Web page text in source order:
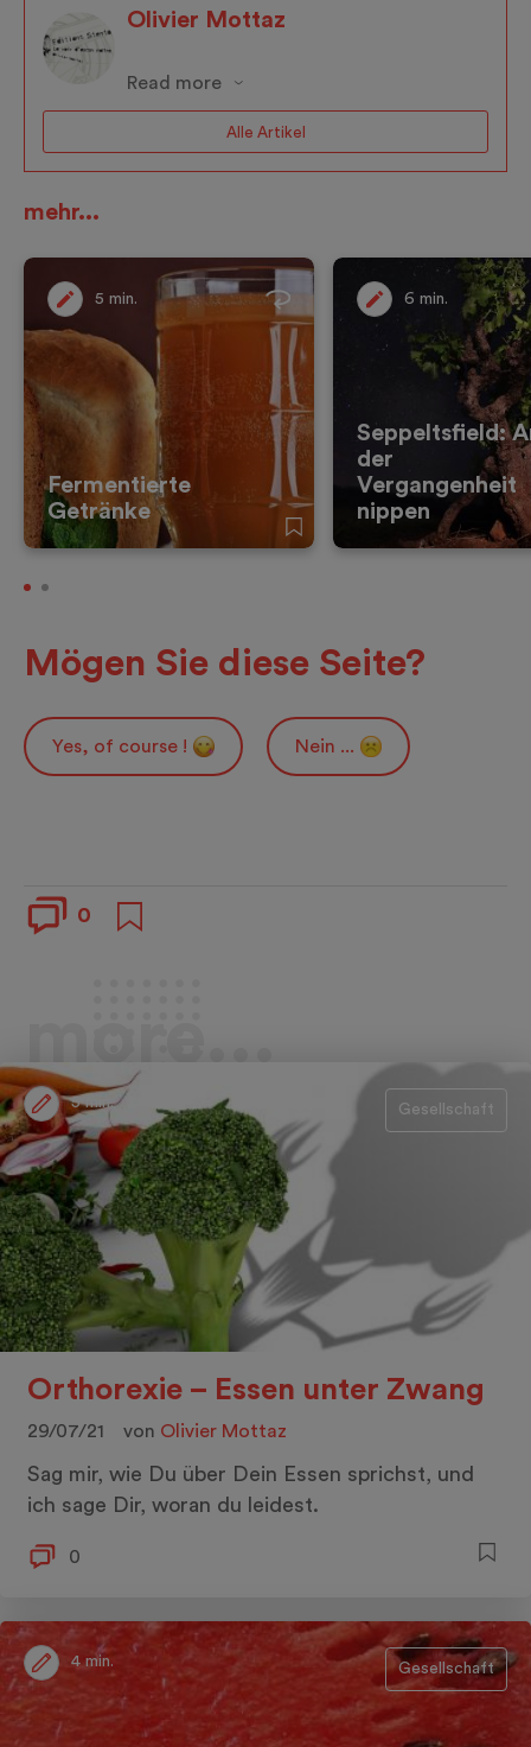
Alle Artikel
Olivier Mottaz
Read more
mehr...
5 min.
Fermentierte
Getränke
6 min.
Seppeltsfield:
der
Vergangenheit
nippen
Mögen Sie diese Seite?
Yes, of course ! Nein ...
0
5 min. Gesellschaft
Orthorexie – Essen unter Zwang
29/07/21 von Olivier Mottaz
Sag mir, wie Du über Dein Essen sprichst, und
ich sage Dir, woran du leidest.
0
4 min. Gesellschaft